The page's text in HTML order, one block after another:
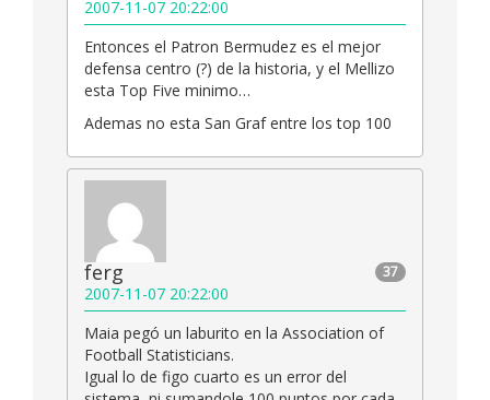
2007-11-07 20:22:00
Entonces el Patron Bermudez es el mejor
defensa centro (?) de la historia, y el Mellizo
esta Top Five minimo…
Ademas no esta San Graf entre los top 100
37
ferg
2007-11-07 20:22:00
Maia pegó un laburito en la Association of
Football Statisticians.
Igual lo de figo cuarto es un error del